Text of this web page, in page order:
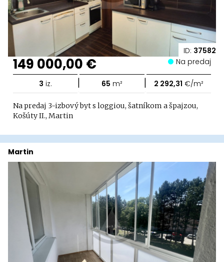
ID: 37582
149 000,00 € Na predaj
3 iz. | 65 m² | 2 292,31 €/m²
Na predaj 3-izbový byt s loggiou, šatníkom a špajzou,
Košúty II., Martin
Martin